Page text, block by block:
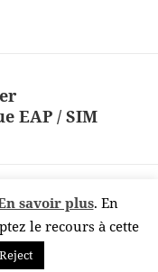
EAP / SIM
savoir plus. En
le recours à cette
Reject